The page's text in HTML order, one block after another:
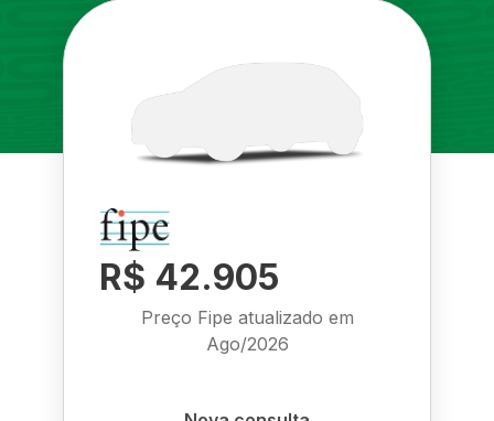
R$ 42.905
Preço Fipe atualizado em
Ago/2026